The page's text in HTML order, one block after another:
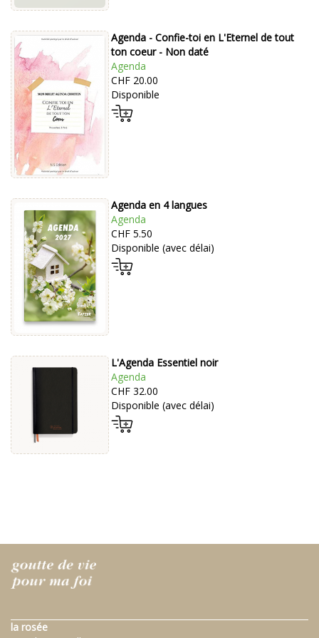
Agenda - Confie-toi en L'Eternel de tout
ton coeur - Non daté
Agenda
CHF 20.00
Disponible
Agenda en 4 langues
Agenda
CHF 5.50
Disponible (avec délai)
L'Agenda Essentiel noir
Agenda
CHF 32.00
Disponible (avec délai)
la rosée